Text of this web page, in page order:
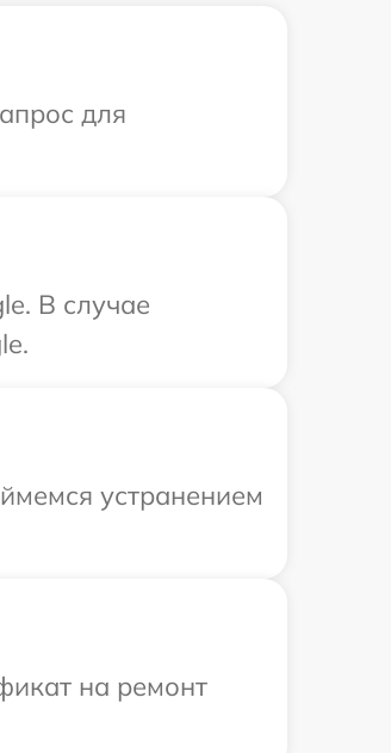
для
В случае
устранением
на ремонт